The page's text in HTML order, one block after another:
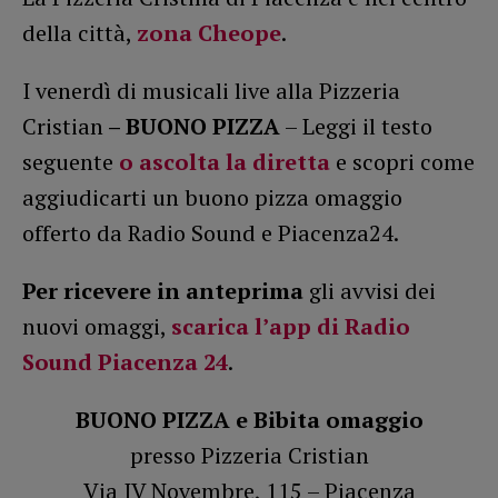
della città, zona Cheope.
I venerdì di musicali live alla Pizzeria
Cristian– BUONO PIZZA– Leggi il testo
seguente o ascolta la diretta e scopri come
aggiudicarti un buono pizza omaggio
offerto da Radio Sound e Piacenza24.
Per ricevere in anteprima gli avvisi dei
nuovi omaggi, scarica l’app di Radio
Sound Piacenza 24.
BUONO PIZZA e Bibita omaggio
presso Pizzeria Cristian
Via IV Novembre, 115 – Piacenza